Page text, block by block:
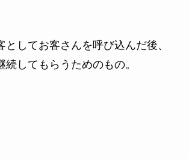
としてお客さんを呼び込んだ後、
続してもらうためのもの。